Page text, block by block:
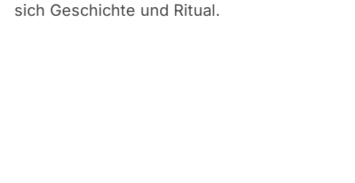
sich Geschichte und Ritual.